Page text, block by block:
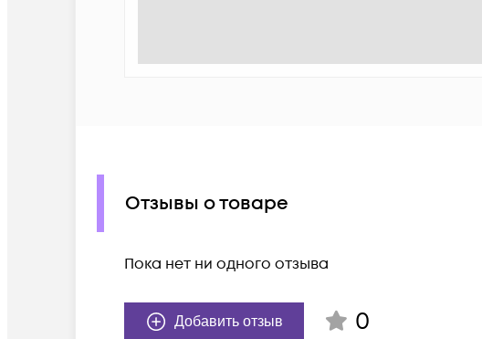
Отзывы о товаре
Пока нет ни одного отзыва
Добавить отзыв 0